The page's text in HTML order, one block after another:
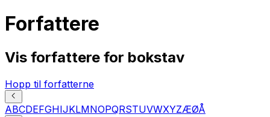
Forfattere
Vis forfattere for bokstav
Hopp til forfatterne
ABCDEFGHIJKLMNOPQRSTUVWXYZÆØÅ